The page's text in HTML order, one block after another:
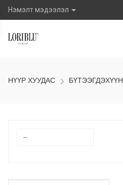
Нэмэлт мэдээлэл
НҮҮР ХУУДАС БҮТЭЭГДЭХҮҮН